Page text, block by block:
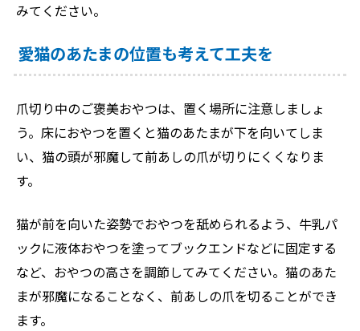
みてください。
愛猫のあたまの位置も考えて工夫を
爪切り中のご褒美おやつは、置く場所に注意しましょ
う。床におやつを置くと猫のあたまが下を向いてしま
い、猫の頭が邪魔して前あしの爪が切りにくくなりま
す。
猫が前を向いた姿勢でおやつを舐められるよう、牛乳パ
ックに液体おやつを塗ってブックエンドなどに固定する
など、おやつの高さを調節してみてください。猫のあた
まが邪魔になることなく、前あしの爪を切ることができ
ます。